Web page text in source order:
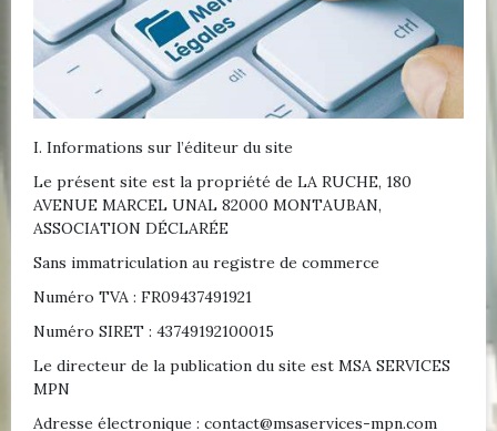
I. Informations sur l’éditeur du site
Le présent site est la propriété de LA RUCHE, 180
AVENUE MARCEL UNAL 82000 MONTAUBAN,
ASSOCIATION DÉCLARÉE
Sans immatriculation au registre de commerce
Numéro TVA : FR09437491921
Numéro SIRET : 43749192100015
Le directeur de la publication du site est MSA SERVICES
MPN
Adresse électronique : contact@msaservices-mpn.com